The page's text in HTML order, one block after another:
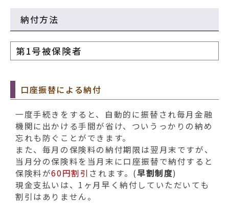
納付方法
第1号被保険者
口座振替による納付
一度手続きをすると、自動的に振替され毎月金融
機関に出かける手間が省け、ついうっかりの納め
忘れも防ぐことができます。
また、毎月の保険料の納付期限は翌月末ですが、
当月分の保険料を当月末に口座振替で納付すると
保険料が60円割引 されます。(早割制度)
現金支払いは、1ヶ月早く納付していただいても
割引はありません。